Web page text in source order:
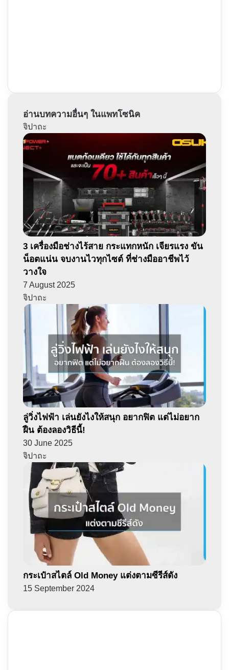
อ่านบทความอื่นๆ ในแพทโซนิค
จิปาถะ
3 เครื่องมือช่างไร้สาย กระแทกหนัก เจียรแรง ขัน
น็อตแน่น จบงานไวทุกไซต์ ที่ช่างมืออาชีพไว้
วางใจ
7 August 2025
จิปาถะ
ลู่วิ่งไฟฟ้า เล่นยังไงให้สนุก อยากฟิต แต่ไม่อยาก
ฝืน ต้องลองวิธีนี้!
30 June 2025
จิปาถะ
กระเป๋าสไตล์ Old Money แต่งตามซีรีส์ดัง
15 September 2024